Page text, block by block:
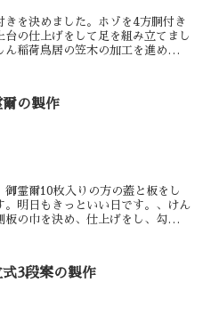
きを決めました。ホゾを4方胴付き
の仕上げをして足を組み立てまし
稲荷鳥居の笠木の加工を進めてい
爾の製作
霊爾10枚入りの方の蓋と板をし
。明日もきっといい日です。、けん
の巾を決め、仕上げをし、勾配を
式3段案の製作